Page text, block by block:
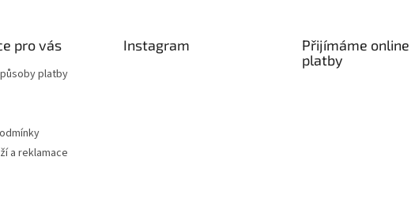
pro vás
platby
a reklamace
Instagram
Přijímáme online
platby